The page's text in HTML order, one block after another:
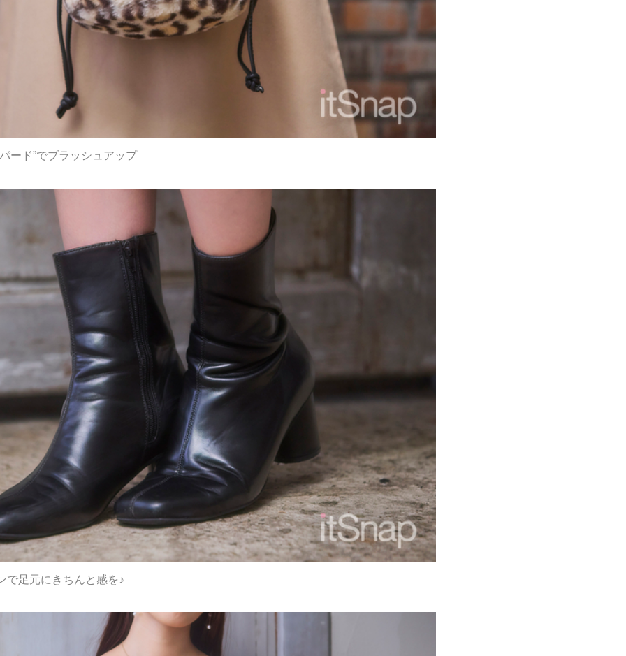
ード”でブラッシュアップ
で足元にきちんと感を♪